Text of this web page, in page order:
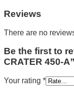
Reviews
There are no
Be the first to
CRATER 450-A”
Your rating *